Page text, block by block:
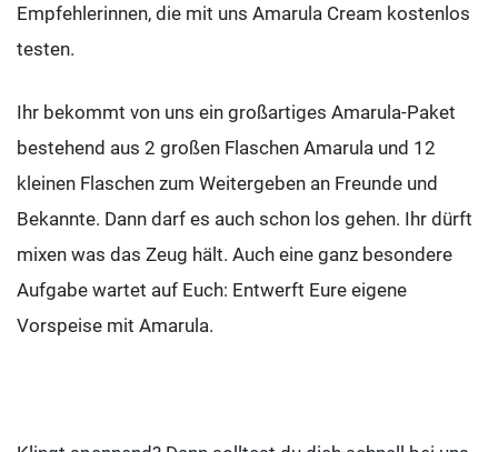
Empfehlerinnen, die mit uns Amarula Cream kostenlos
testen.
Ihr bekommt von uns ein großartiges Amarula-Paket
bestehend aus 2 großen Flaschen Amarula und 12
kleinen Flaschen zum Weitergeben an Freunde und
Bekannte. Dann darf es auch schon los gehen. Ihr dürft
mixen was das Zeug hält. Auch eine ganz besondere
Aufgabe wartet auf Euch: Entwerft Eure eigene
Vorspeise mit Amarula.